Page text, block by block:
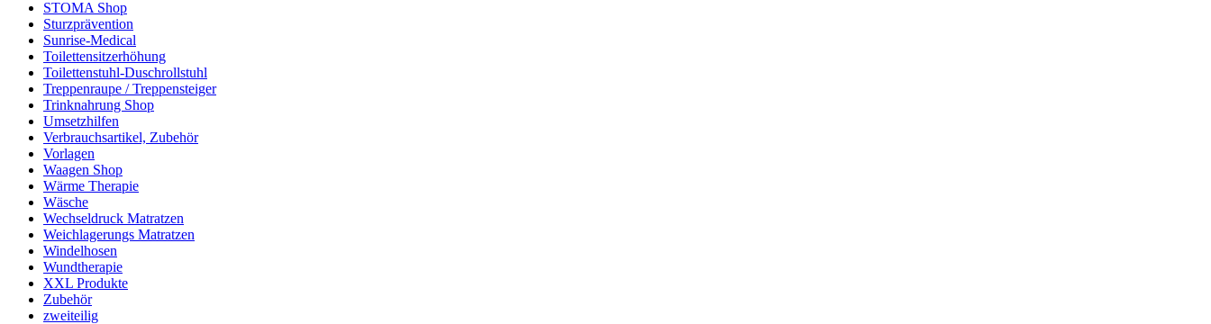
STOMA Shop
Sturzprävention
Sunrise-Medical
Toilettensitzerhöhung
Toilettenstuhl-Duschrollstuhl
Treppenraupe / Treppensteiger
Trinknahrung Shop
Umsetzhilfen
Verbrauchsartikel, Zubehör
Vorlagen
Waagen Shop
Wärme Therapie
Wäsche
Wechseldruck Matratzen
Weichlagerungs Matratzen
Windelhosen
Wundtherapie
XXL Produkte
Zubehör
zweiteilig